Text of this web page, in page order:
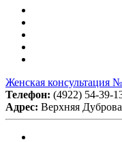
Женская
Телефон: (4922) 54-39-
Адрес: Верхняя